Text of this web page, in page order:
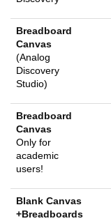
Breadboard
Canvas
(Analog
Discovery
Studio)
Breadboard
Canvas
Only for
academic
users!
Blank Canvas
+Breadboards